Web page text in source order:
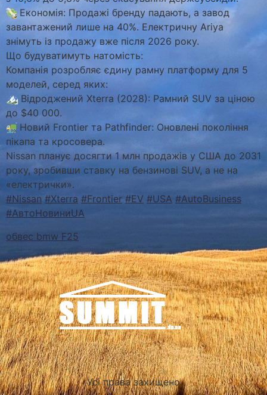
Економія: Продажі бренду падають, а завод
завантажений лише на 40%. Електричну Ariya
знімуть із продажу вже після 2026 року.
Що будуватимуть натомість:
Компанія розробляє єдину рамну платформу для 5
моделей, серед яких:
🏔 Відроджений Xterra (2028): Рамний SUV за ціною
до $40 000.
Новий Frontier та Pathfinder: Оновлені покоління
пікапа та кросовера.
Nissan планує досягти 1 млн продажів у США до 2031
року, зробивши ставку на бензинові SUV, а не на
«електрички».
#Nissan #Xterra #Frontier #EV #USA #AutoBusiness
#АвтоНовиниUA
обвес bmw F25
Усі права захищено